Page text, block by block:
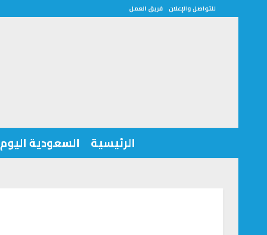
للتواصل والإعلان فريق العمل
الرئيسية السعودية اليوم